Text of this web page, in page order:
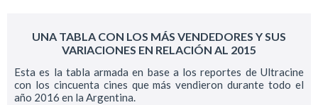
UNA TABLA CON LOS MÁS VENDEDORES Y SUS
VARIACIONES EN RELACIÓN AL 2015
Esta es la tabla armada en base a los reportes de Ultracine
con los cincuenta cines que más vendieron durante todo el
año 2016 en la Argentina.